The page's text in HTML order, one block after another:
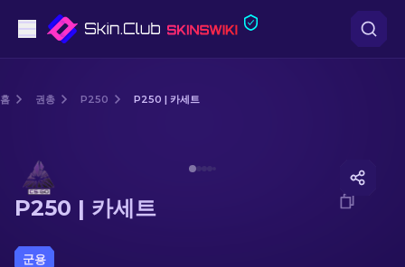
저격소총
홈 권총 P250 P250 | 카세트
P250 | 카세트
군용